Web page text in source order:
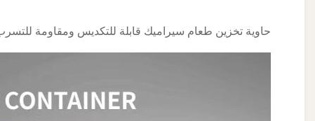
حاوية تخزين طعام سيراميك قابلة للتكديس ومقاومة